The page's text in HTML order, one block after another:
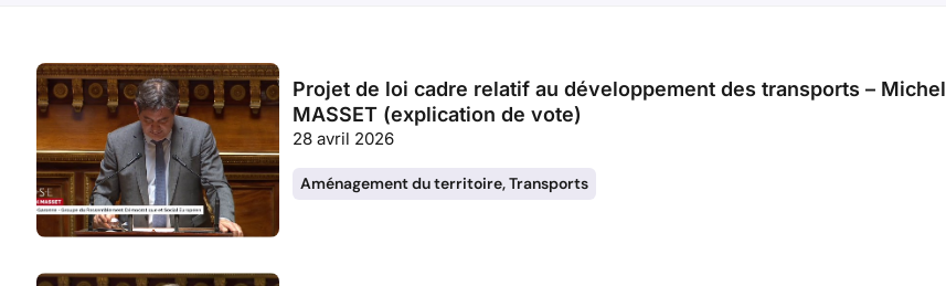
Projet de loi cadre relatif au développement des transports – Michel
MASSET (explication de vote)
28 avril 2026
Aménagement du territoire,Transports